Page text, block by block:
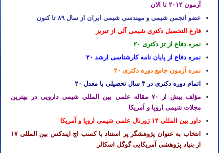
آزمون ۲۰۱۲ تا الان
عضو انجمن شیمی و مهندسی شیمی ایران از سال ۸۹ تا کنون
فارغ التحصیل دکتری شیمی آلی از تبریز
نمره دفاع از تز دکتری ۲۰
نمره دفاع از پایان نامه کارشناسی ارشد ۲۰
نمره آزمون جامع دوره دکتری ۲۰
اتمام دوره دکتری در ۳ سال تحصیلی با معدل ۲۰
مؤلف بیش از ۷۰ مقاله علمی بین المللی شیمی دارویی در بهترین
مجلات شیمی اروپا و آمریکا
داور بین المللی ۱۴ ژورنال علمی شیمی اروپا و آمریکا
انتخاب به عنوان پژوهشگر پر استناد با کسب اچ ایندکس بین المللی ۱۷
از بنیاد پژوهشی آمریکایی گوگل اسکالر